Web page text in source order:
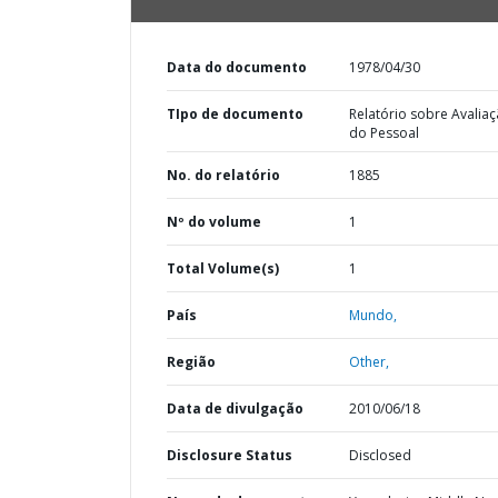
Data do documento 1978/04/30
TIpo de documento
Relatório sobre
do Pessoal
No. do relatório 1885
Nº do volume 1
Total Volume(s) 1
País Mundo,
Região Other,
Data de divulgação 2010/06/18
Disclosure Status Disclosed